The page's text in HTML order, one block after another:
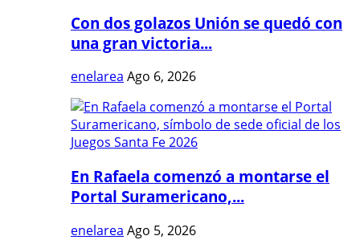
Con dos golazos Unión se quedó con
una gran victoria...
enelarea Ago 6, 2026
En Rafaela comenzó a montarse el
Portal Suramericano,...
enelarea Ago 5, 2026